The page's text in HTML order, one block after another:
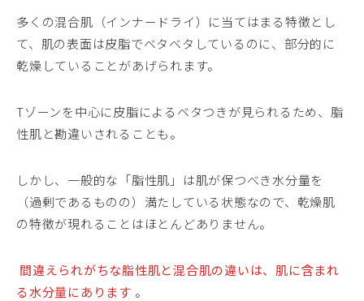
多くの混合肌（インナードライ）に当てはまる特徴とし
て、肌の表面は皮脂でベタベタしているのに、部分的に
乾燥していることがあげられます。
Tゾーンを中心に皮脂によるベタつきが見られるため、脂
性肌と勘違いされることも。
しかし、一般的な「脂性肌」は肌が保つべき水分量を
（過剰であるものの）満たしている状態なので、乾燥肌
の特徴が現れることはほとんどありません。
間違えられがちな脂性肌と混合肌の違いは、肌に含まれ
る水分量にあります 。